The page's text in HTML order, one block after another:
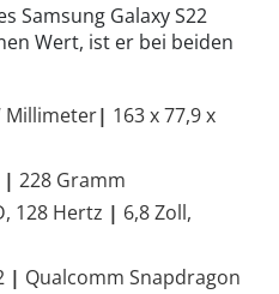
Samsung Galaxy S22
Wert, ist er bei beiden
Millimeter| 163 x 77,9 x
| 228 Gramm
128 Hertz | 6,8 Zoll,
| Qualcomm Snapdragon